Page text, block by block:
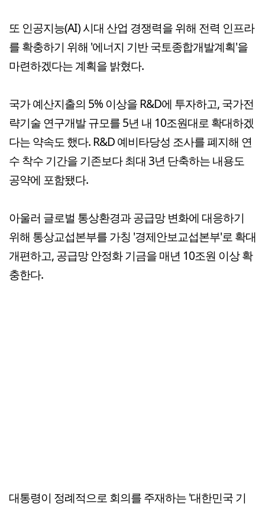
또 인공지능(AI) 시대 산업 경쟁력을 위해 전력 인프라
를 확충하기 위해 '에너지 기반 국토종합개발계획'을
마련하겠다는 계획을 밝혔다.
국가 예산지출의 5% 이상을 R&D에 투자하고, 국가전
략기술 연구개발 규모를 5년 내 10조원대로 확대하겠
다는 약속도 했다. R&D 예비타당성 조사를 폐지해 연
수 착수 기간을 기존보다 최대 3년 단축하는 내용도
공약에 포함됐다.
아울러 글로벌 통상환경과 공급망 변화에 대응하기
위해 통상교섭본부를 가칭 '경제안보교섭본부'로 확대
개편하고, 공급망 안정화 기금을 매년 10조원 이상 확
충한다.
대통령이 정례적으로 회의를 주재하는 '대한민국 기